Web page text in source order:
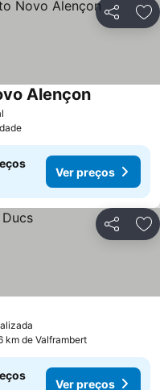
Partilhar
AlençonVer preços
Ver preços
Partilhar
km de Valframbert
Ver preços